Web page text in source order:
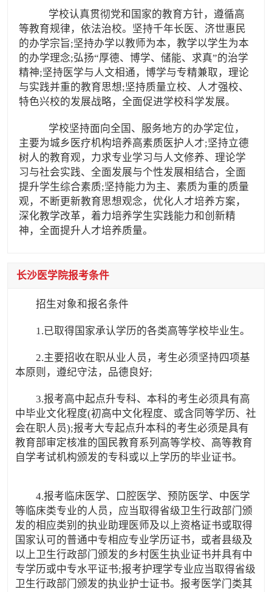
学校认真贯彻党和国家的教育方针，遵循高
等教育规律，依法治校。坚持千年长医、济世惠民
的办学宗旨;坚持办学以教师为本，教学以学生为本
的办学理念;弘扬“厚德、博学、储能、求真”的治学
精神;坚持医学与人文相通，博学与专精兼取，理论
与实践并重的教育思想;坚持质量立校、人才强校、
特色兴校的发展战略，全面促进学校科学发展。
学校坚持面向全国、服务地方的办学定位，
主要为城乡医疗机构培养高素质医护人才;坚持立德
树人的教育观，力求专业学习与人文修养、理论学
习与社会实践、全面发展与个性发展相结合，全面
提升学生综合素质;坚持能力为主、素质为重的质量
观，不断更新教育思想观念，优化人才培养方案，
深化教学改革，着力培养学生实践能力和创新精
神，全面提升人才培养质量。
长沙医学院报考条件
招生对象和报名条件
1.已取得国家承认学历的各类高等学校毕业生。
2.主要招收在职从业人员，考生必须坚持四项基
本原则，遵纪守法，品德良好;
3.报考高中起点升专科、本科的考生必须具有高
中毕业文化程度(初高中文化程度、或含同等学历、社
会在职人员);报考大专起点升本科的考生必须是具有
教育部审定核准的国民教育系列高等学校、高等教育
自学考试机构颁发的专科或以上学历的毕业证书。
4.报考临床医学、口腔医学、预防医学、中医学
等临床类专业的人员，应当取得省级卫生行政部门颁
发的相应类别的执业助理医师及以上资格证书或取得
国家认可的普通中专相应专业学历证书，或者县级及
以上卫生行政部门颁发的乡村医生执业证书并具有中
专学历或中专水平证书;报考护理学专业应当取得省级
卫生行政部门颁发的执业护士证书。报考医学门类其